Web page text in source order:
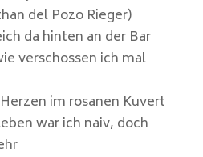
del Pozo Rieger)
da hinten an der Bar
verschossen ich mal
im rosanen Kuvert
war ich naiv, doch